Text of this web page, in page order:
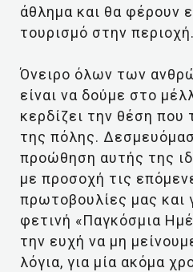
άθλημα και θα φέρουν
τουρισμό στην περιοχή.
Όνειρο όλων των
είναι να δούμε στο
κερδίζει την θέση που
της πόλης.
προώθηση αυτής της
με προσοχή τις
πρωτοβουλίες μας και
φετινή «Παγκόσμια
την ευχή να μη
λόγια, για μία ακόμα